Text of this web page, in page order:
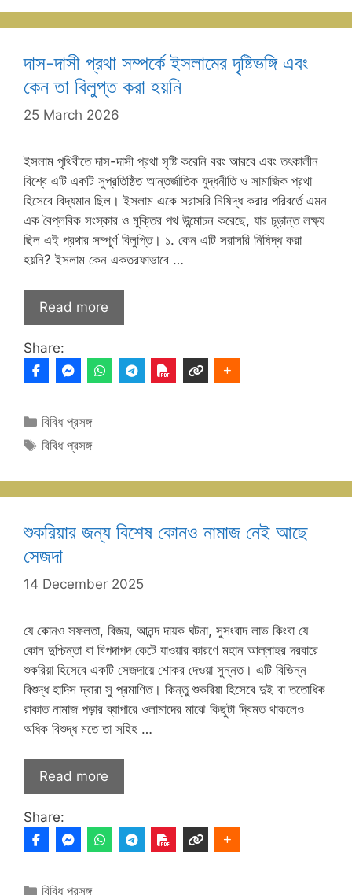
দাস-দাসী প্রথা সম্পর্কে ইসলামের দৃষ্টিভঙ্গি এবং
কেন তা বিলুপ্ত করা হয়নি
25 March 2026
ইসলাম পৃথিবীতে দাস-দাসী প্রথা সৃষ্টি করেনি বরং আরবে এবং তৎকালীন
বিশ্বে এটি একটি সুপ্রতিষ্ঠিত আন্তর্জাতিক যুদ্ধনীতি ও সামাজিক প্রথা
হিসেবে বিদ্যমান ছিল। ইসলাম একে সরাসরি নিষিদ্ধ করার পরিবর্তে এমন
এক বৈপ্লবিক সংস্কার ও মুক্তির পথ উন্মোচন করেছে, যার চূড়ান্ত লক্ষ্য
ছিল এই প্রথার সম্পূর্ণ বিলুপ্তি। ১. কেন এটি সরাসরি নিষিদ্ধ করা
হয়নি? ইসলাম কেন একতরফাভাবে …
Read more
Share:
Categories
বিবিধ প্রসঙ্গ
Tags
বিবিধ প্রসঙ্গ
শুকরিয়ার জন্য বিশেষ কোনও নামাজ নেই আছে
সেজদা
14 December 2025
যে কোনও সফলতা, বিজয়, আনন্দ দায়ক ঘটনা, সুসংবাদ লাভ কিংবা যে
কোন দুশ্চিন্তা বা বিপদাপদ কেটে যাওয়ার কারণে মহান আল্লাহর দরবারে
শুকরিয়া হিসেবে একটি সেজদায়ে শোকর দেওয়া সুন্নত। এটি বিভিন্ন
বিশুদ্ধ হাদিস দ্বারা সু প্রমাণিত। কিন্তু শুকরিয়া হিসেবে দুই বা ততোধিক
রাকাত নামাজ পড়ার ব্যাপারে ওলামাদের মাঝে কিছুটা দ্বিমত থাকলেও
অধিক বিশুদ্ধ মতে তা সহিহ …
Read more
Share:
Categories
বিবিধ প্রসঙ্গ